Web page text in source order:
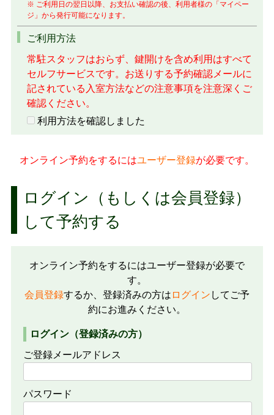
※ ご利用日の翌日以降、お支払い確認の後、利用者様の「マイペー
ジ」から発行可能になります。
ご利用方法
常駐スタッフはおらず、鍵開けを含め利用はすべて
セルフサービスです。お送りする予約確認メールに
記されている入室方法などの注意事項を注意深くご
確認ください。
利用方法を確認しました
オンライン予約をするにはユーザー登録が必要です。
ログイン（もしくは会員登録）
して予約する
オンライン予約をするにはユーザー登録が必要で
す。
会員登録するか、登録済みの方は ログイン してご予
約にお進みください。
ログイン（登録済みの方）
ご登録メールアドレス
パスワード